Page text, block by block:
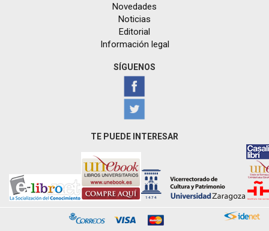
Novedades
Noticias
Editorial
Información legal
SÍGUENOS
TE PUEDE INTERESAR